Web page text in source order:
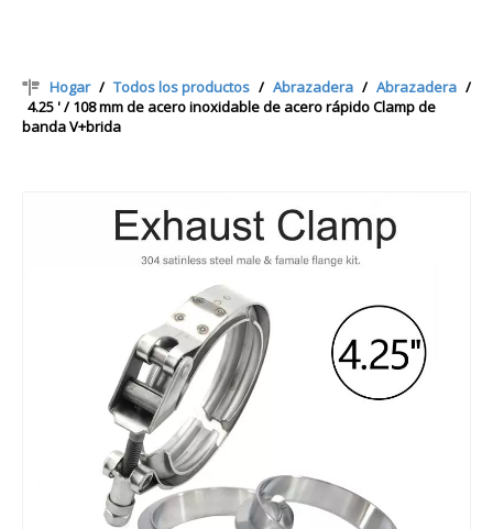
Hogar / Todos los productos / Abrazadera / Abrazadera /
4.25 ' / 108 mm de acero inoxidable de acero rápido Clamp de
banda V+brida